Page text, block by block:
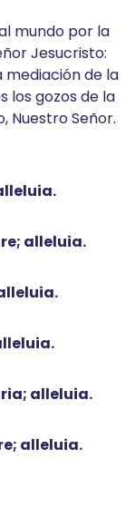
mundo por la
Jesucristo:
mediación de la
los gozos de la
Nuestro Señor.
alleluia.
alleluia.
alleluia.